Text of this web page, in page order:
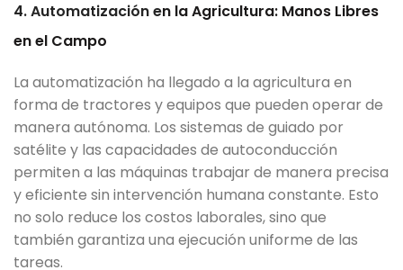
4. Automatización en la Agricultura: Manos Libres
en el Campo
La automatización ha llegado a la agricultura en
forma de tractores y equipos que pueden operar de
manera autónoma. Los sistemas de guiado por
satélite y las capacidades de autoconducción
permiten a las máquinas trabajar de manera precisa
y eficiente sin intervención humana constante. Esto
no solo reduce los costos laborales, sino que
también garantiza una ejecución uniforme de las
tareas.